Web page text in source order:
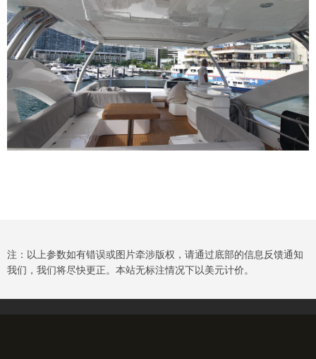
注：以上参数如有错误或图片牵涉版权，请通过底部的信息反馈通知
我们，我们将尽快更正。本站无标注情况下以美元计价。